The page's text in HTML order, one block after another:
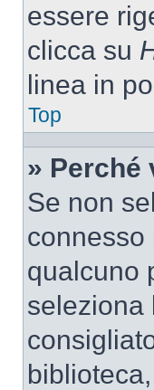
essere
clicca su
linea in
Top
» Perché
Se non
connesso
qualcuno
seleziona